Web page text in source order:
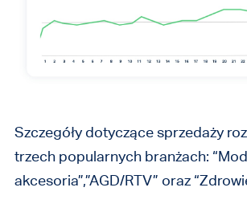
Szczegóły dotyczące sprzedaży
trzech popularnych branżach:
akcesoria”,”AGD/RTV” oraz